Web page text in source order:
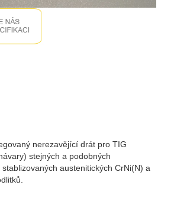
nerezavějící drát pro TIG
stejných a podobných
austenitických CrNi(N) a